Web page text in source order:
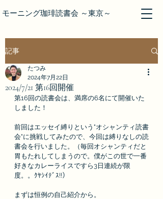
モーニング珈琲読書会 ～東京～
記事
2024/7/21 第16回開催
たつみ
2024年7月22日
第16回の読書会は、満席の6名にて開催いた
しました！
前回はエッセイ縛りという"オシャンティ読書
会"に挑戦してみたので、今回は縛りなしの読
書会を行いました。（毎回オシャンティだと
胃もたれしてしまうので。僕がこの世で一番
好きなカレーライスですら3日連続が限
度。。ｸﾔｼｲﾃﾞｽ!!）
まずは恒例の自己紹介から。